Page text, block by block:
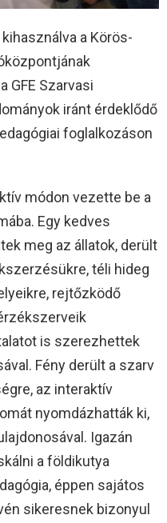
a Körös-
GFE Szarvasi
iránt érdeklődő
foglalkozáson
módon vezette be a
Egy kedves
meg az állatok, derült
téli hideg
rejtőzködő
is szerezhettek
Fény derült a szarv
az interaktív
nyomdázhatták ki,
Igazán
a földikutya
éppen sajátos
sikeresnek bizonyul